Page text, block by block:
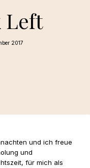
Left
2017
und ich freue
und
für mich als